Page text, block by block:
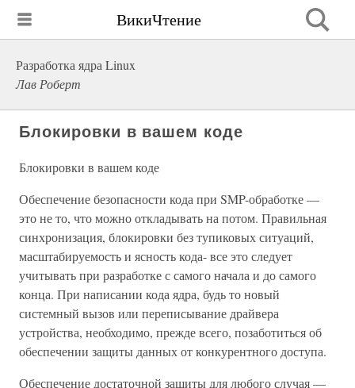
ВикиЧтение
Разработка ядра Linux
Лав Роберт
Блокировки в вашем коде
Блокировки в вашем коде
Обеспечение безопасности кода при SMP-обработке —
это не то, что можно откладывать на потом. Правильная
синхронизация, блокировки без тупиковых ситуаций,
масштабируемость и ясность кода- все это следует
учитывать при разработке с самого начала и до самого
конца. При написании кода ядра, будь то новый
системный вызов или переписывание драйвера
устройства, необходимо, прежде всего, позаботиться об
обеспечении защиты данных от конкурентного доступа.
Обеспечение достаточной защиты для любого случая —